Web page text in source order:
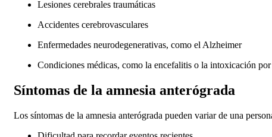
Lesiones cerebrales traumáticas
Accidentes cerebrovasculares
Enfermedades neurodegenerativas, como el Alzheimer
Condiciones médicas, como la encefalitis o la intoxicación
Síntomas de la amnesia anterógrada
Los síntomas de la amnesia anterógrada pueden variar de una